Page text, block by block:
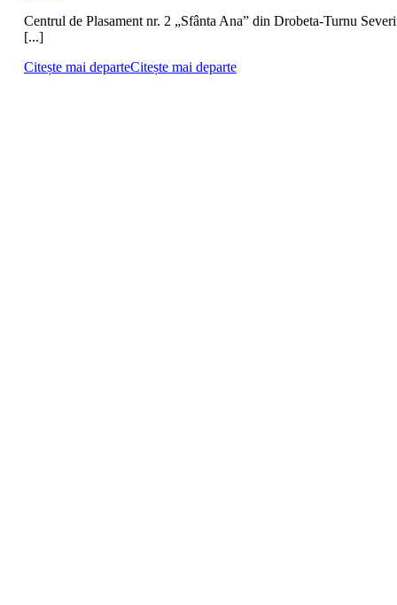
Centrul de Plasament nr. 2 „Sfânta Ana” din Drobeta-Turnu
[...]
Citește mai departeCitește mai departe